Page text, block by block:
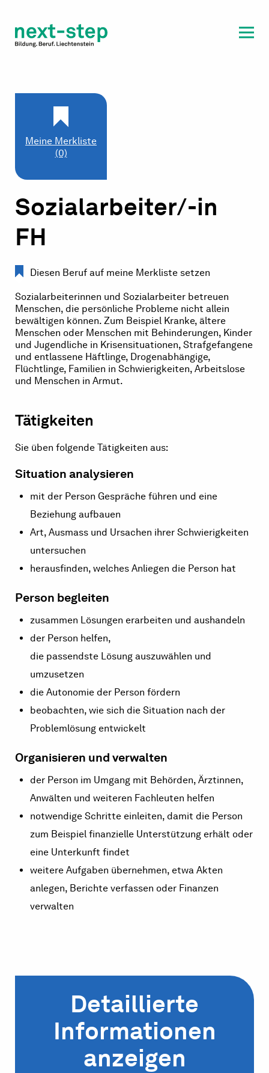
Beratung & Unterstützung
Meine Merkliste
(0)
Sozialarbeiter/-in
FH
Diesen Beruf auf meine Merkliste setzen
Sozialarbeiterinnen und Sozialarbeiter betreuen
Menschen, die persönliche Probleme nicht allein
bewältigen können. Zum Beispiel Kranke, ältere
Menschen oder Menschen mit Behinderungen, Kinder
und Jugendliche in Krisensituationen, Strafgefangene
und entlassene Häftlinge, Drogenabhängige,
Flüchtlinge, Familien in Schwierigkeiten, Arbeitslose
und Menschen in Armut.
Tätigkeiten
Sie üben folgende Tätigkeiten aus:
Situation analysieren
mit der Person Gespräche führen und eine
Beziehung aufbauen
Art, Ausmass und Ursachen ihrer Schwierigkeiten
untersuchen
herausfinden, welches Anliegen die Person hat
Person begleiten
zusammen Lösungen erarbeiten und aushandeln
der Person helfen,
die passendste Lösung auszuwählen und
umzusetzen
die Autonomie der Person fördern
beobachten, wie sich die Situation nach der
Problemlösung entwickelt
Organisieren und verwalten
der Person im Umgang mit Behörden, Ärztinnen,
Anwälten und weiteren Fachleuten helfen
notwendige Schritte einleiten, damit die Person
zum Beispiel finanzielle Unterstützung erhält oder
eine Unterkunft findet
weitere Aufgaben übernehmen, etwa Akten
anlegen, Berichte verfassen oder Finanzen
verwalten
Detaillierte
Informationen
anzeigen